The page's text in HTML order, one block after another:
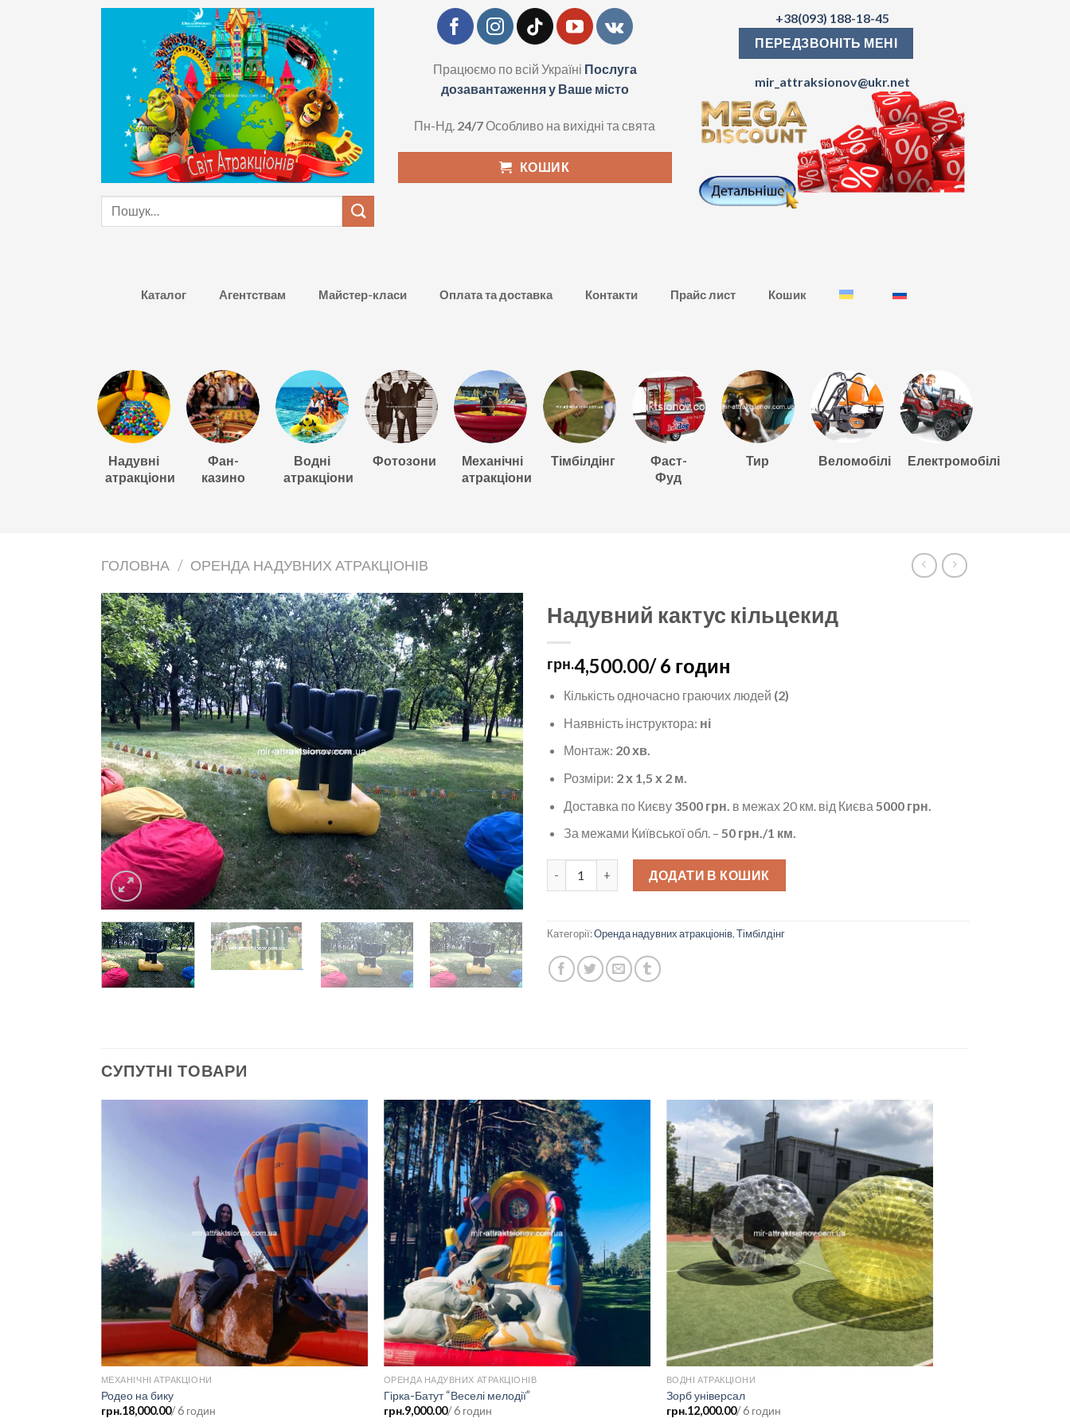
Шукати:
Працюємо по всій Україні Послуга
дозавантаження у Ваше місто
Пн-Нд. 24/7Особливо на вихідні та свята
КОШИК
+38(093) 188-18-45
ПЕРЕДЗВОНІТЬ МЕНІ
mir_attraksionov@ukr.net
Каталог Агентствам Майстер-класи Оплата та доставка Контакти Прайс лист Кошик
Надувні
атракціони
Фан-
казино
Водні
атракціони
Фотозони
Механічні
атракціони
Тімбілдінг
Фаст-
Фуд
Тир Веломобілі Електромобілі
ГОЛОВНА / ОРЕНДА НАДУВНИХ АТРАКЦІОНІВ
Надувний кактус кільцекид
грн.4,500.00/ 6 годин
Кількість одночасно граючих людей (2)
Наявність інструктора: ні
Монтаж: 20 хв.
Розміри: 2 х 1,5 х 2 м.
Доставка по Києву 3500 грн. в межах 20 км. від Києва 5000 грн.
За межами Київської обл. – 50 грн./1 км.
Надувний кактус кільцекид кількість
ДОДАТИ В КОШИК
Категорії:Оренда надувних атракціонів,Тімбілдінг
СУПУТНІ ТОВАРИ
МЕХАНІЧНІ АТРАКЦІОНИ
Родео на бику
грн.18,000.00/ 6 годин
ОРЕНДА НАДУВНИХ АТРАКЦІОНІВ
Гірка-Батут “Веселі мелодії”
грн.9,000.00/ 6 годин
ВОДНІ АТРАКЦІОНИ
Зорб універсал
грн.12,000.00/ 6 годин